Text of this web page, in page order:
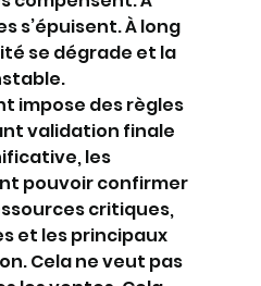
s’épuisent. À long
se dégrade et la
impose des règles
validation finale
les
pouvoir confirmer
critiques,
et les principaux
Cela ne veut pas